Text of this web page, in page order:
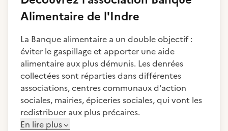
Alimentaire de l'Indre
La Banque alimentaire a un double objectif :
éviter le gaspillage et apporter une aide
alimentaire aux plus démunis. Les denrées
collectées sont réparties dans différentes
associations, centres communaux d'action
sociales, mairies, épiceries sociales, qui vont les
redistribuer aux plus précaires.
En lire plus